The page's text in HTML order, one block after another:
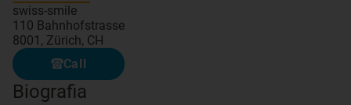
swiss-smile
110 Bahnhofstrasse
8001, Zürich, CH
Call
Biografia